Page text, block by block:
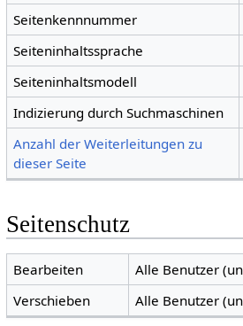
Seitenkennnummer
Seiteninhaltssprache
Seiteninhaltsmodell
Indizierung durch Suchmaschinen
Anzahl der Weiterleitungen zu
dieser Seite
Seitenschutz
Bearbeiten
Alle Benutzer
Verschieben
Alle Benutzer